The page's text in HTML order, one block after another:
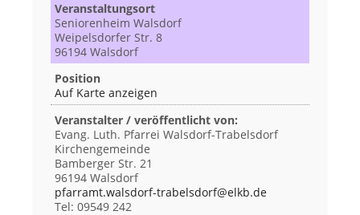
Veranstaltungsort
Seniorenheim Walsdorf
Weipelsdorfer Str. 8
96194 Walsdorf
Position
Auf Karte anzeigen
Veranstalter / veröffentlicht von:
Evang. Luth. Pfarrei Walsdorf-Trabelsdorf
Kirchengemeinde
Bamberger Str. 21
96194 Walsdorf
pfarramt.walsdorf-trabelsdorf@elkb.de
Tel: 09549 242